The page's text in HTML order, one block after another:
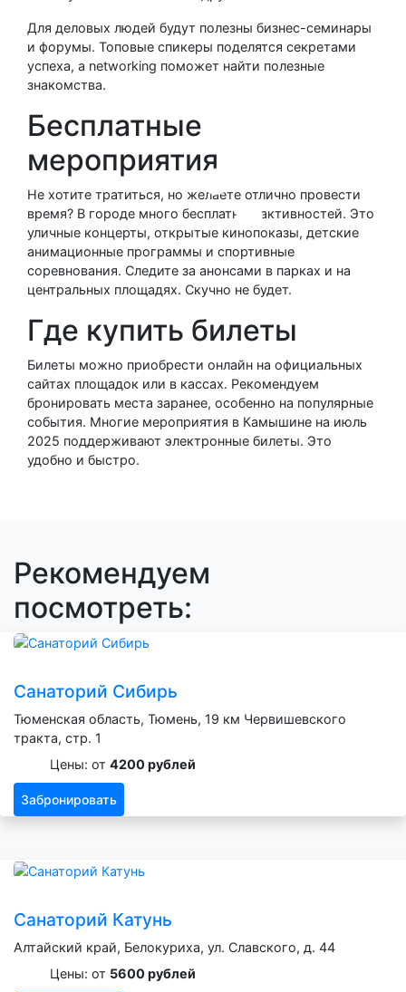
Для деловых людей будут полезны бизнес-семинары
и форумы. Топовые спикеры поделятся секретами
успеха, а networking поможет найти полезные
знакомства.
Бесплатные
мероприятия
Не хотите тратиться, но желаете отлично провести
время? В городе много бесплатных активностей. Это
уличные концерты, открытые кинопоказы, детские
анимационные программы и спортивные
соревнования. Следите за анонсами в парках и на
центральных площадях. Скучно не будет.
Где купить билеты
Билеты можно приобрести онлайн на официальных
сайтах площадок или в кассах. Рекомендуем
бронировать места заранее, особенно на популярные
события. Многие мероприятия в Камышине на июль
2025 поддерживают электронные билеты. Это
удобно и быстро.
Рекомендуем
посмотреть:
Санаторий Сибирь
Тюменская область, Тюмень, 19 км Червишевского
тракта, стр. 1
Цены: от 4200 рублей
Забронировать
Санаторий Катунь
Алтайский край, Белокуриха, ул. Славского, д. 44
Цены: от 5600 рублей